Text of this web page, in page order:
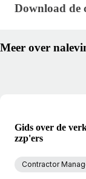
Download de
Download de
Meer over
Gids over de
zzp'ers
Contractor